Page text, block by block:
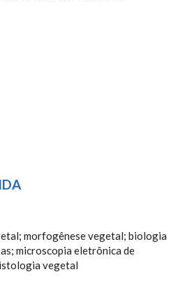
morfogênese vegetal; biologia
microscopia eletrônica de
vegetal